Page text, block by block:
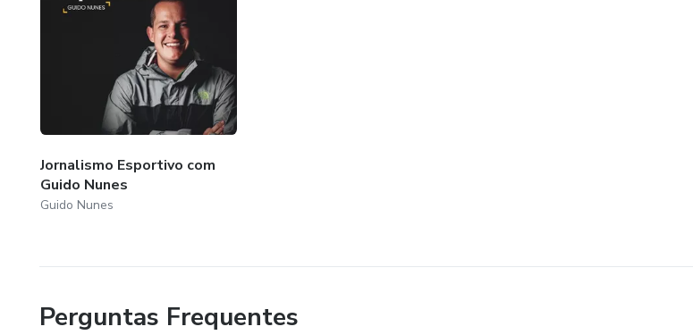
Jornalismo Esportivo com
Guido Nunes
Guido Nunes
Perguntas Frequentes